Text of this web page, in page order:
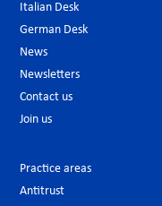
Italian Desk
German Desk
News
Newsletters
Contact us
Join us
Practice areas
Antitrust